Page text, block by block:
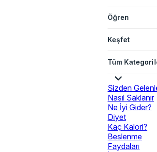
Öğren
Keşfet
Tüm
Sizden
Nasıl Saklanır
Ne İyi Gider?
Diyet
Kaç Kalori?
Beslenme
Faydaları